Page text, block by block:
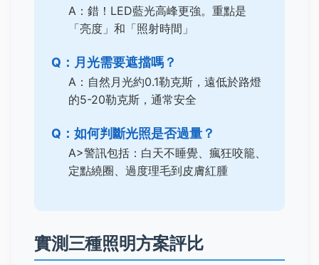
A：錯！LED藍光高峰更強。重點是
「亮度」和「照射時間」
Q：月光需要遮擋嗎？
A：自然月光約0.1勒克斯，遠低於路燈
的5-20勒克斯，通常安全
Q：如何判斷光照是否過量？
A>警訊包括：白天不睡覺、瘋狂咬籠、
定點繞圈、過度理毛到皮膚紅腫
實測三種照明方案評比